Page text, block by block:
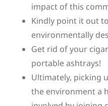
impact of this
Kindly point it out
environmentally
Get rid of your
portable ashtrays!
Ultimately, picking
the environment a